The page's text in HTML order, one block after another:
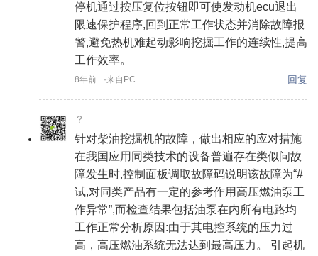
停机通过按压复位按钮即可使发动机ecu退出
限速保护程序,回到正常工作状态并消除故障报
警,避免热机难起动影响挖掘工作的连续性,提高
工作效率。
8年前 ·来自PC 回复
？
针对柴油挖掘机的故障，做出相应的应对措施
在我国应用同类技术的设备普遍存在类似问故
障发生时,控制面板调取故障码说明该故障为“#
试,对同类产品有一定的参考作用高压燃油泵工
作异常”,而检查结果包括油泵在内所有电路均
工作正常分析原因:由于其电控系统的压力过
高，高压燃油系统无法达到最高压力。 引起机